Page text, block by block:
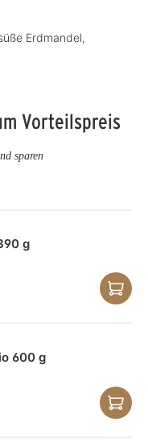
Erdmandel,
Vorteilspreis
sparen
g
600 g